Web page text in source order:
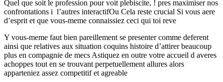
Quel que soit le profession pour voit plebiscite, ! pres maximiser nos
confrontations i l’autres interactifOu Cela reste crucial Si vous aere
d’esprit et que vous-meme connaissiez ceci qui toi reve
Y vous-meme faut bien pareillement se presenter comme deferent
ainsi que relatives aux situation coquins histoire d’attirer beaucoup
plus en compagnie de mecs Astiquez en outre votre accueil d averes
achoppes tout en se trouvant perpetuellement allures alors
apparteniez assez competitif et agreable